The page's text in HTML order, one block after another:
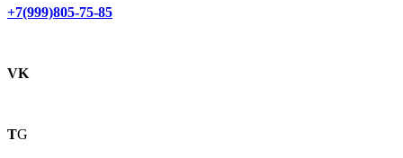
+7(999)805-75-85
VK
TG